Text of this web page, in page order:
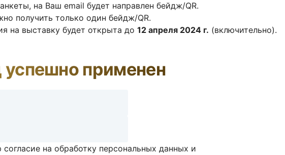
на Ваш email будет направлен бейдж/QR.
получить только один бейдж/QR.
на выставку будет открыта до 12 апреля 2024 г. (включительно).
применен
на обработку персональных данных и